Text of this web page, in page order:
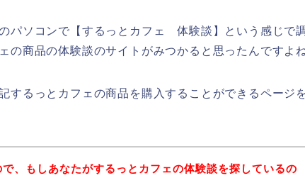
パソコンで【するっとカフェ 体験談】という感じで
の商品の体験談のサイトがみつかると思ったんですよね
するっとカフェの商品を購入することができるページ
で、もしあなたがするっとカフェの体験談を探しているの